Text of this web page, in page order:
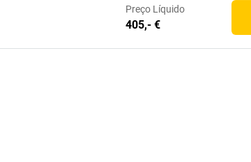
Preço Líquido
405,- €